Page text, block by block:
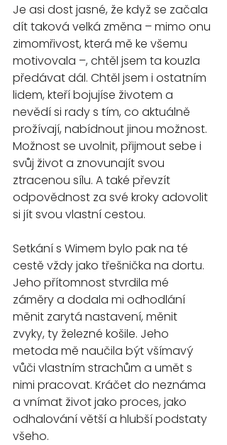
Je asi dost jasné, že když se začala
dít taková velká změna – mimo onu
zimomřivost, která mě ke všemu
motivovala –, chtěl jsem ta kouzla
předávat dál. Chtěl jsem i ostatním
lidem, kteří bojujíse životem a
nevědí si rady s tím, co aktuálně
prožívají, nabídnout jinou možnost.
Možnost se uvolnit, přijmout sebe i
svůj život a znovunajít svou
ztracenou sílu. A také převzít
odpovědnost za své kroky adovolit
si jít svou vlastní cestou.
Setkání s Wimem bylo pak na té
cestě vždy jako třešnička na dortu.
Jeho přítomnost stvrdila mé
záměry a dodala mi odhodlání
měnit zarytá nastavení, měnit
zvyky, ty železné košile. Jeho
metoda mě naučila být všímavý
vůči vlastním strachům a umět s
nimi pracovat. Kráčet do neznáma
a vnímat život jako proces, jako
odhalování větší a hlubší podstaty
všeho.